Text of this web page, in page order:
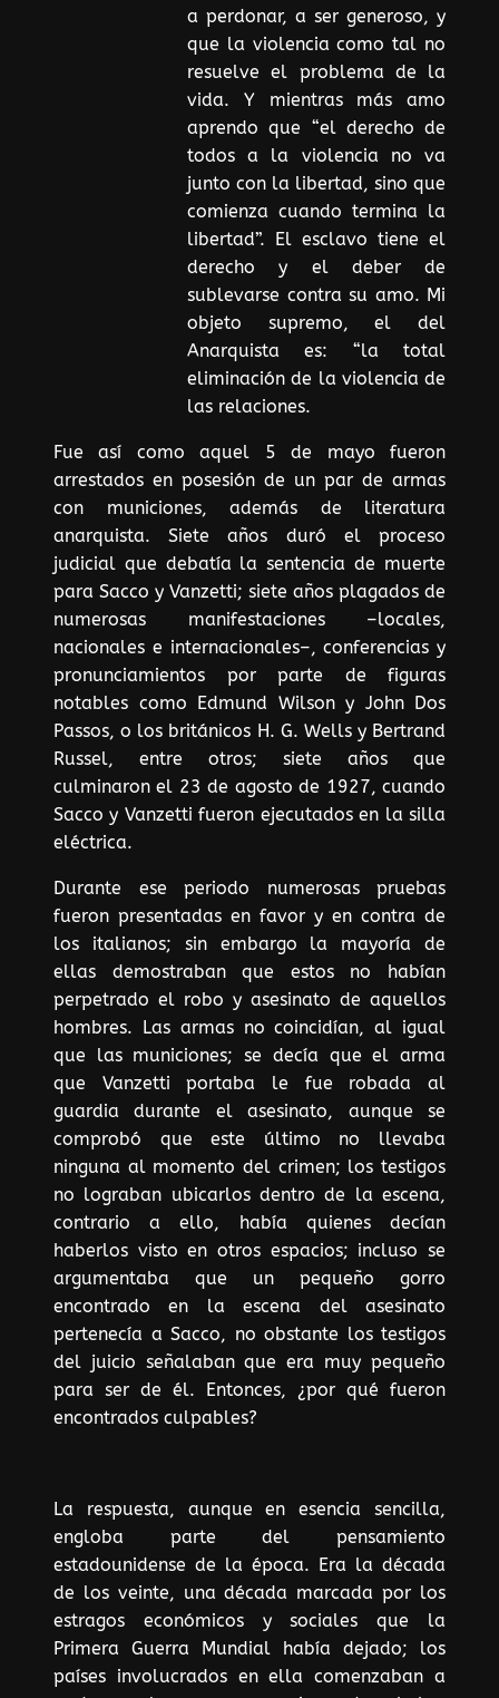
a perdonar, a ser generoso, y
que la violencia como tal no
resuelve el problema de la
vida. Y mientras más amo
aprendo que “el derecho de
todos a la violencia no va
junto con la libertad, sino que
comienza cuando termina la
libertad”. El esclavo tiene el
derecho y el deber de
sublevarse contra su amo. Mi
objeto supremo, el del
Anarquista es: “la total
eliminación de la violencia de
las relaciones.
Fue así como aquel 5 de mayo fueron
arrestados en posesión de un par de armas
con municiones, además de literatura
anarquista. Siete años duró el proceso
judicial que debatía la sentencia de muerte
para Sacco y Vanzetti; siete años plagados de
numerosas manifestaciones –locales,
nacionales e internacionales–, conferencias y
pronunciamientos por parte de figuras
notables como Edmund Wilson y John Dos
Passos, o los británicos H. G. Wells y Bertrand
Russel, entre otros; siete años que
culminaron el 23 de agosto de 1927, cuando
Sacco y Vanzetti fueron ejecutados en la silla
eléctrica.
Durante ese periodo numerosas pruebas
fueron presentadas en favor y en contra de
los italianos; sin embargo la mayoría de
ellas demostraban que estos no habían
perpetrado el robo y asesinato de aquellos
hombres. Las armas no coincidían, al igual
que las municiones; se decía que el arma
que Vanzetti portaba le fue robada al
guardia durante el asesinato, aunque se
comprobó que este último no llevaba
ninguna al momento del crimen; los testigos
no lograban ubicarlos dentro de la escena,
contrario a ello, había quienes decían
haberlos visto en otros espacios; incluso se
argumentaba que un pequeño gorro
encontrado en la escena del asesinato
pertenecía a Sacco, no obstante los testigos
del juicio señalaban que era muy pequeño
para ser de él. Entonces, ¿por qué fueron
encontrados culpables?
La respuesta, aunque en esencia sencilla,
engloba parte del pensamiento
estadounidense de la época. Era la década
de los veinte, una década marcada por los
estragos económicos y sociales que la
Primera Guerra Mundial había dejado; los
países involucrados en ella comenzaban a